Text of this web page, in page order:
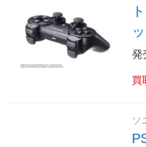
発
買
ソ